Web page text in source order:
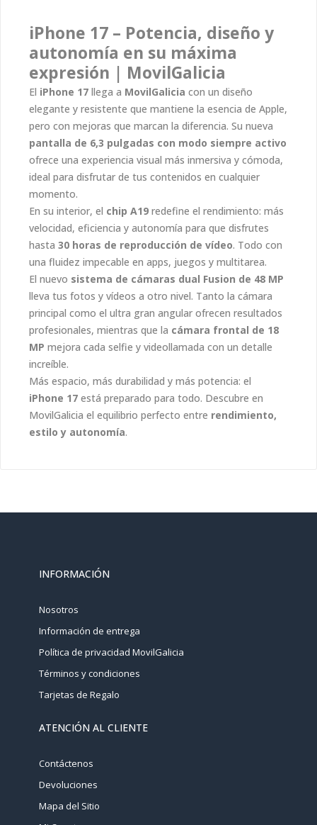
iPhone 17 – Potencia, diseño y
autonomía en su máxima
expresión | MovilGalicia
El iPhone 17 llega a MovilGalicia con un diseño
elegante y resistente que mantiene la esencia de Apple,
pero con mejoras que marcan la diferencia. Su nueva
pantalla de 6,3 pulgadas con modo siempre activo
ofrece una experiencia visual más inmersiva y cómoda,
ideal para disfrutar de tus contenidos en cualquier
momento.
En su interior, el chip A19 redefine el rendimiento: más
velocidad, eficiencia y autonomía para que disfrutes
hasta 30 horas de reproducción de vídeo. Todo con
una fluidez impecable en apps, juegos y multitarea.
El nuevo sistema de cámaras dual Fusion de 48 MP
lleva tus fotos y vídeos a otro nivel. Tanto la cámara
principal como el ultra gran angular ofrecen resultados
profesionales, mientras que la cámara frontal de 18
MP mejora cada selfie y videollamada con un detalle
increíble.
Más espacio, más durabilidad y más potencia: el
iPhone 17 está preparado para todo. Descubre en
MovilGalicia el equilibrio perfecto entre rendimiento,
estilo y autonomía.
INFORMACIÓN
Nosotros
Información de entrega
Política de privacidad MovilGalicia
Términos y condiciones
Tarjetas de Regalo
ATENCIÓN AL CLIENTE
Contáctenos
Devoluciones
Mapa del Sitio